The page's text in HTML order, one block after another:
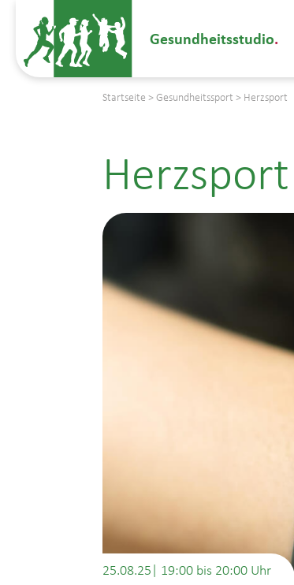
Gesundheitsstudio
Startseite > Gesundheitssport > Herzsport
Herzsport
25.08.25| 19:00 bis 20:00